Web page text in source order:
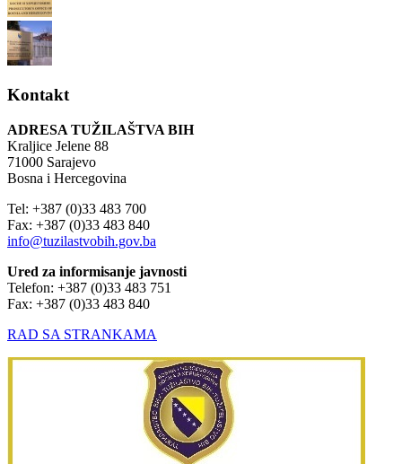
Kontakt
ADRESA TUŽILAŠTVA BIH
Kraljice Jelene 88
71000 Sarajevo
Bosna i Hercegovina
Tel: +387 (0)33 483 700
Fax: +387 (0)33 483 840
info@tuzilastvobih.gov.ba
Ured za informisanje javnosti
Telefon: +387 (0)33 483 751
Fax: +387 (0)33 483 840
RAD SA STRANKAMA